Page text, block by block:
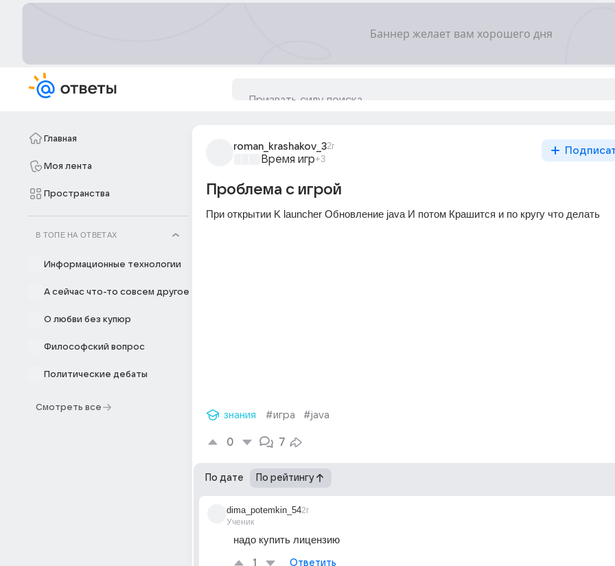
Главная
Моя лента
Пространства
В ТОПЕ НА ОТВЕТАХ
Информационные технологии
А сейчас что-то совсем другое
О любви без купюр
Философский вопрос
Политические дебаты
Смотреть все
roman_krashakov_32г
Время игр+3
Проблема с игрой
При открытии K launcher Обновление java И потом Крашится и по кругу что делать
знания #игра #java
0 7
По дате По рейтингу
dima_potemkin_54
Ученик
2г
надо купить лицензию
1 Ответить